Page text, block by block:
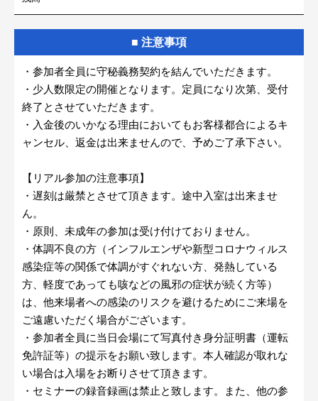
■ 注意事項
・参加者全員に守秘義務契約を結んでいただきます。
・少人数限定の開催となります。定員になり次第、受付
終了とさせていただきます。
・入金後のいかなる理由においてもお客様都合によるキ
ャンセル、返金は出来ませんので、予めご了承下さい。
【リアル参加の注意事項】
・遅刻は厳禁とさせて頂きます。途中入室は出来ませ
ん。
・原則、未成年の参加は受け付けておりません。
・体調不良の方（インフルエンザや新型コロナウィルス
感染症等の関係で体調がすぐれない方、発熱している
方、軽度であっても咳などの風邪の症状が続く方等）
は、他来場者への感染のリスクを避けるためにご来場を
ご遠慮いただく場合がございます。
・参加者全員に当日会場にて写真付き身分証明書（運転
免許証等）の提示をお願い致します。本人確認が取れな
い場合は入場をお断りさせて頂きます。
・セミナーの録音録画は禁止と致します。また、他の参